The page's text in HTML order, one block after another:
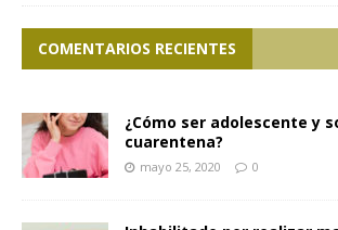
COMENTARIOS RECIENTES
¿Cómo ser adolescente y
cuarentena?
mayo 25, 2020 0